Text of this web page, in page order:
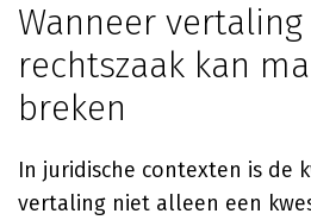
Wanneer vertaling
rechtszaak kan
breken
In juridische contexten is de
vertaling niet alleen een